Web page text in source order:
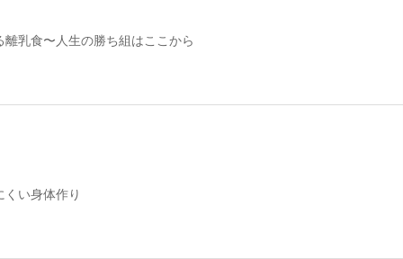
離乳食〜人生の勝ち組はここから
くい身体作り